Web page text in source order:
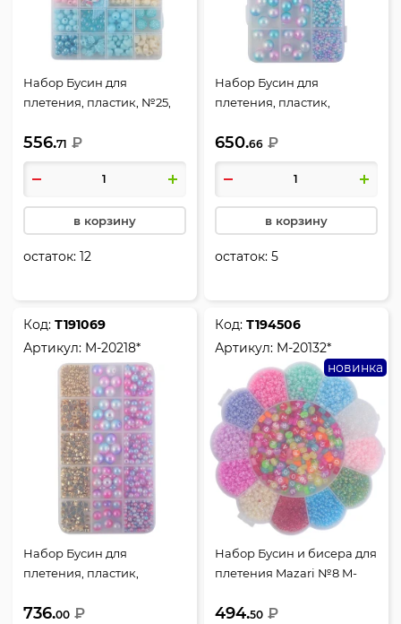
Набор Бусин для
плетения, пластик, №25,
556.71 ₽
в корзину
остаток:12
Набор Бусин для
плетения, пластик,
20214*
650.66 ₽
в корзину
остаток:5
Код:Т191069
Артикул: M-20218*
Набор Бусин для
плетения, пластик,
20218*
736.00 ₽
Код:Т194506
Артикул: M-20132*
новинка
Набор Бусин и бисера для
плетения Mazari №8 M-
494.50 ₽